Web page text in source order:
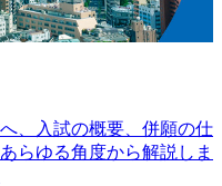
、入試の概要、併願の仕
らゆる角度から解説しま